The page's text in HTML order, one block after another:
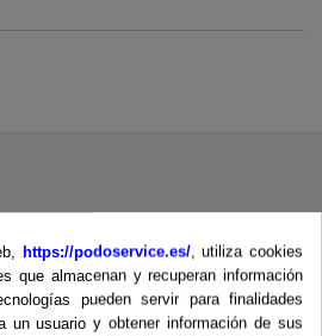
https://podoservice.es/, utiliza cookies
que almacenan y recuperan información
pueden servir para finalidades
un usuario y obtener información de sus